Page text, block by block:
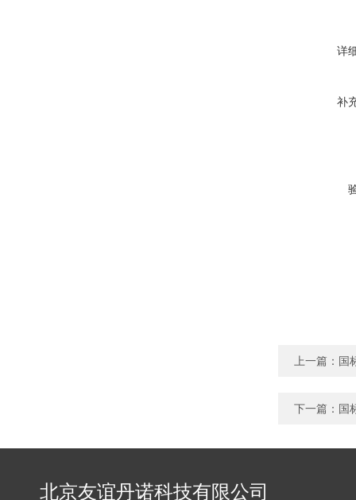
详
补
上一篇： 国
下一篇： 国
北京友谊丹诺科技有限公司